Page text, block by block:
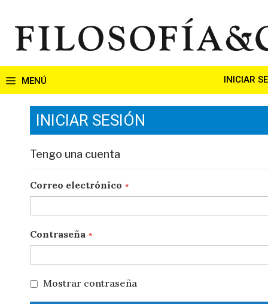
contenido
INICIAR
INICIAR SESIÓN
Tengo una cuenta
Correo electrónico
Contraseña
Mostrar contraseña